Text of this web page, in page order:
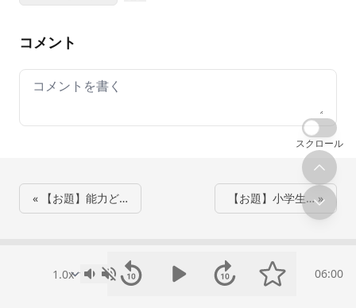
06:00
コメント
Your comment
« 【お題】能力ど… 【お題】小学生… »
スクロール